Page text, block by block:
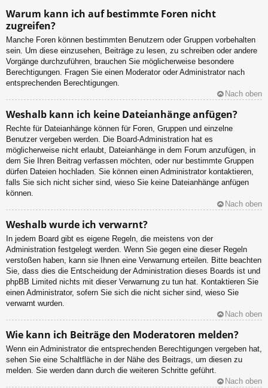
Warum kann ich auf bestimmte Foren nicht
zugreifen?
Manche Foren können bestimmten Benutzern oder Gruppen vorbehalten
sein. Um diese einzusehen, Beiträge zu lesen, zu schreiben oder andere
Vorgänge durchzuführen, brauchen Sie möglicherweise besondere
Berechtigungen. Fragen Sie einen Moderator oder Administrator nach
entsprechenden Berechtigungen.
Nach oben
Weshalb kann ich keine Dateianhänge anfügen?
Rechte für Dateianhänge können für Foren, Gruppen und einzelne
Benutzer vergeben werden. Die Board-Administration hat es
möglicherweise nicht erlaubt, Dateianhänge in dem Forum anzufügen, in
dem Sie Ihren Beitrag verfassen möchten, oder nur bestimmte Gruppen
dürfen Dateien hochladen. Sie können einen Administrator kontaktieren,
falls Sie sich nicht sicher sind, wieso Sie keine Dateianhänge anfügen
können.
Nach oben
Weshalb wurde ich verwarnt?
In jedem Board gibt es eigene Regeln, die meistens von der
Administration festgelegt werden. Wenn Sie gegen eine dieser Regeln
verstoßen haben, kann sie Ihnen eine Verwarnung erteilen. Bitte beachten
Sie, dass dies die Entscheidung der Administration dieses Boards ist und
phpBB Limited nichts mit dieser Verwarnung zu tun hat. Kontaktieren Sie
einen Administrator, sofern Sie sich die nicht sicher sind, wieso Sie
verwarnt wurden.
Nach oben
Wie kann ich Beiträge den Moderatoren melden?
Wenn ein Administrator die entsprechenden Berechtigungen vergeben hat,
sehen Sie eine Schaltfläche in der Nähe des Beitrags, um diesen zu
melden. Sie werden dann durch die weiteren Schritte geführt.
Nach oben